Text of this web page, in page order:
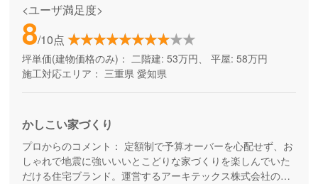
<ユーザ満足度>
8/10点
坪単価(建物価格のみ)： 二階建: 53万円、 平屋: 58万円
施工対応エリア： 三重県 愛知県
かしこい家づくり
プロからのコメント： 定額制で予算オーバーを心配せず、お
しゃれで地震に強いいいとこどりな家づくりを楽しんでいた
だける住宅ブランド。運営するアーキテックス株式会社のア